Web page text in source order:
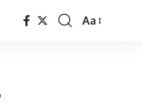
Font
Aa